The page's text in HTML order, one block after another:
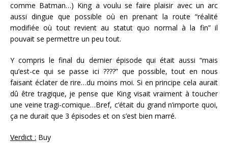
comme Batman…) King a voulu se faire plaisir avec un arc
aussi dingue que possible où en prenant la route “réalité
modifiée où tout revient au statut quo normal à la fin” il
pouvait se permettre un peu tout.
Y compris le final du dernier épisode qui était aussi “mais
qu’est-ce qui se passe ici ????” que possible, tout en nous
faisant éclater de rire…du moins moi. Si en principe cela aurait
dû être tragique, je pense que King visait vraiment à toucher
une veine tragi-comique…Bref, c’était du grand n’importe quoi,
ça ne durait que 3 épisodes et on s’est bien marré.
Verdict : Buy